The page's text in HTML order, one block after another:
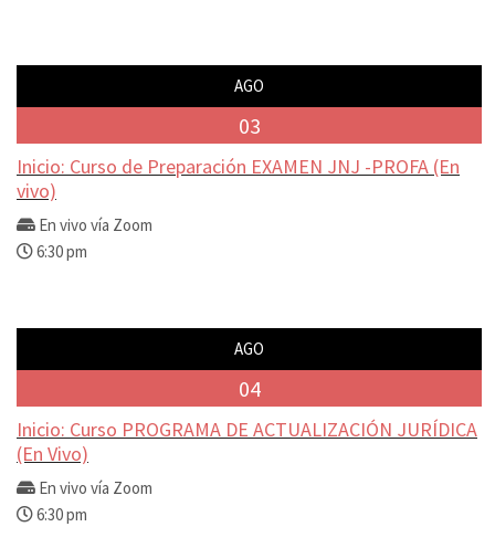
AGO
03
Inicio: Curso de Preparación EXAMEN JNJ -PROFA (En
vivo)
En vivo vía Zoom
6:30 pm
AGO
04
Inicio: Curso PROGRAMA DE ACTUALIZACIÓN JURÍDICA
(En Vivo)
En vivo vía Zoom
6:30 pm